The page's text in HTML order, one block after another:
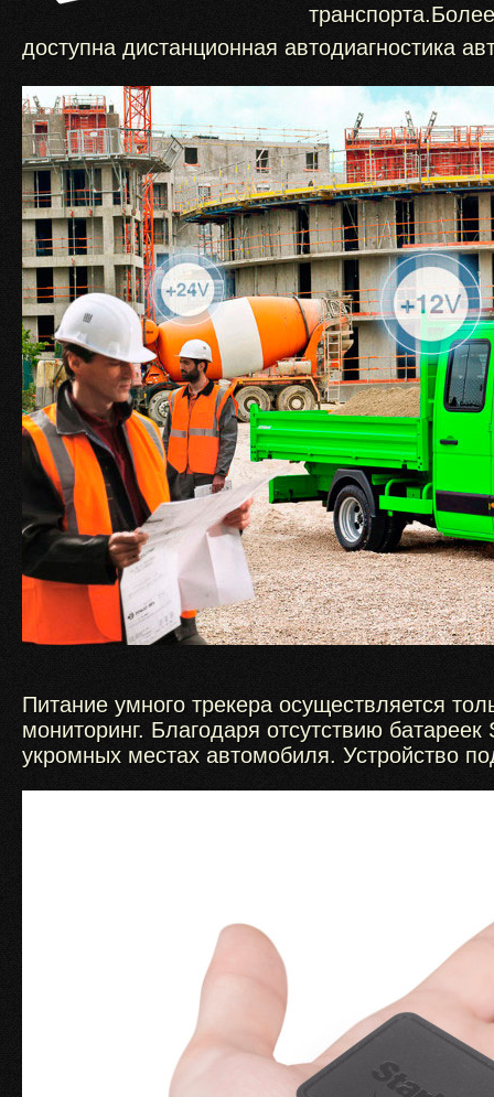
доступна дистанционная автодиагностика
Питание умного трекера осуществляется
мониторинг. Благодаря отсутствию
укромных местах автомобиля. Устройство